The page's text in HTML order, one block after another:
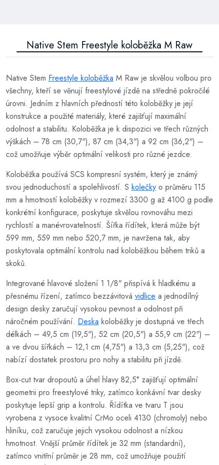
Native Stem Freestyle koloběžka M Raw
Native Stem Freestyle koloběžka M Raw je skvělou volbou pro
všechny, kteří se věnují freestylové jízdě na středně pokročilé
úrovni. Jedním z hlavních předností této koloběžky je její
konstrukce a použité materiály, které zajišťují maximální
odolnost a stabilitu. Koloběžka je k dispozici ve třech různých
výškách – 78 cm (30,7"), 87 cm (34,3") a 92 cm (36,2") –
což umožňuje výběr optimální velikosti pro různé jezdce.
Koloběžka používá SCS kompresní systém, který je známý
svou jednoduchostí a spolehlivostí. S kolečky o průměru 115
mm a hmotností koloběžky v rozmezí 3300 g až 4100 g podle
konkrétní konfigurace, poskytuje skvělou rovnováhu mezi
rychlostí a manévrovatelností. Šířka řídítek, která může být
599 mm, 559 mm nebo 520,7 mm, je navržena tak, aby
poskytovala optimální kontrolu nad koloběžkou během triků a
skoků.
Integrované hlavové složení 1 1/8" přispívá k hladkému a
přesnému řízení, zatímco bezzávitová vidlice a jednodílný
design desky zaručují vysokou pevnost a odolnost při
náročném používání. Deska koloběžky je dostupná ve třech
délkách – 49,5 cm (19,5"), 52 cm (20,5") a 55,9 cm (22") –
a ve dvou šířkách – 12,1 cm (4,75") a 13,3 cm (5,25"), což
nabízí dostatek prostoru pro nohy a stabilitu při jízdě.
Box-cut tvar dropoutů a úhel hlavy 82,5° zajišťují optimální
geometrii pro freestylové triky, zatímco konkávní tvar desky
poskytuje lepší grip a kontrolu. Řídítka ve tvaru T jsou
vyrobena z vysoce kvalitní CrMo oceli 4130 (chromoly) nebo
hliníku, což zaručuje jejich vysokou odolnost a nízkou
hmotnost. Vnější průměr řídítek je 32 mm (standardní),
zatímco vnitřní průměr je 28 mm, což umožňuje použití